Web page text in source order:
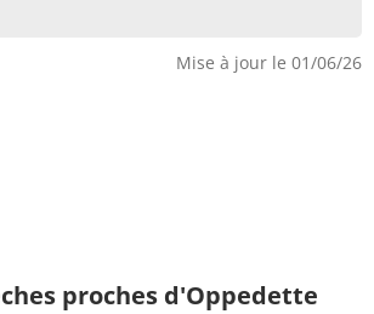
Mise à jour le 01/06/26
proches d'Oppedette